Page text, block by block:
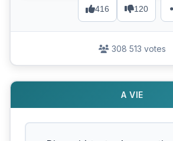
416 120
308 513 votes
A VIE